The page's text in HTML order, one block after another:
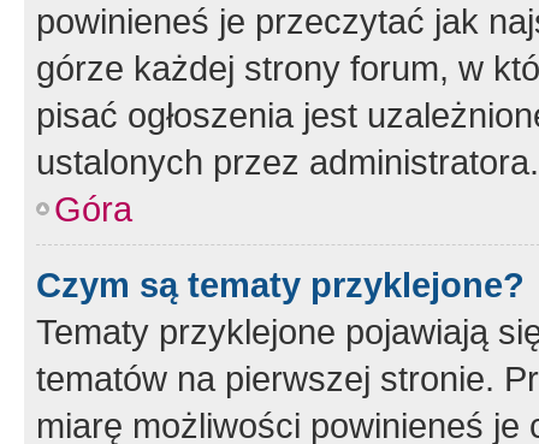
powinieneś je przeczytać jak
górze każdej strony forum, w
pisać ogłoszenia jest
ustalonych przez administratora.
Góra
Czym są tematy przyklejone?
Tematy przyklejone pojawiają
tematów na pierwszej stronie.
miarę możliwości powinieneś je